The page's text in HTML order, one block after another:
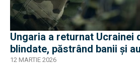
Ungaria a returnat Ucrainei
blindate, păstrând banii și
12 MARTIE 2026